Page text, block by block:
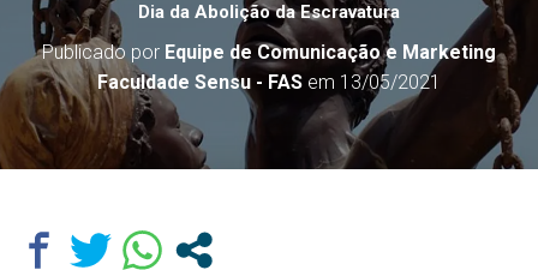
Dia da Abolição da Escravatura
Publicado por Equipe de Comunicação e Marketing
Faculdade Sensu - FAS em 13/05/2021